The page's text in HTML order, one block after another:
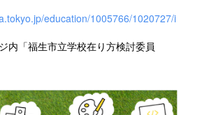
education/1005766/1020727/i
内「福生市立学校在り方検討委員